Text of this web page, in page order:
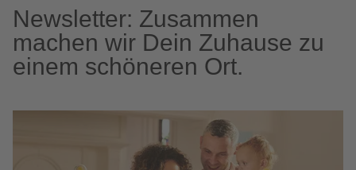
Newsletter: Zusammen
machen wir Dein Zuhause zu
einem schöneren Ort.